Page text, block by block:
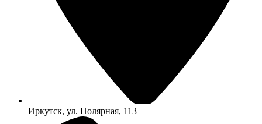
Иркутск, ул. Полярная, 113